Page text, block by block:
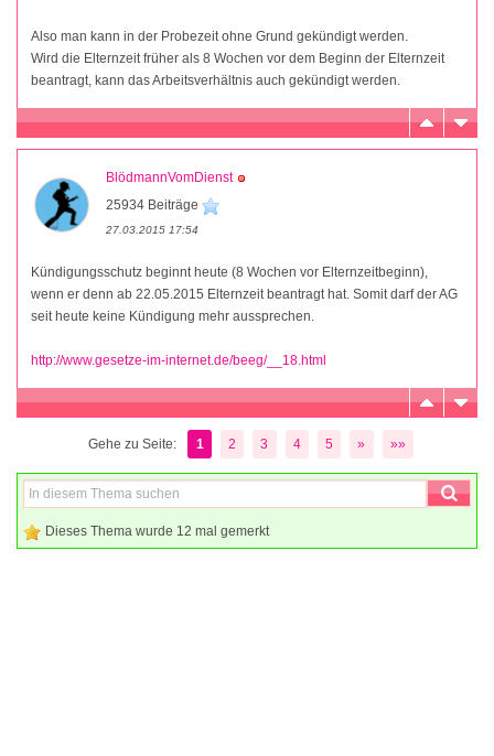
Also man kann in der Probezeit ohne Grund gekündigt werden.
Wird die Elternzeit früher als 8 Wochen vor dem Beginn der Elternzeit
beantragt, kann das Arbeitsverhältnis auch gekündigt werden.
BlödmannVomDienst
25934 Beiträge
27.03.2015 17:54
Kündigungsschutz beginnt heute (8 Wochen vor Elternzeitbeginn),
wenn er denn ab 22.05.2015 Elternzeit beantragt hat. Somit darf der AG
seit heute keine Kündigung mehr aussprechen.
http://www.gesetze-im-internet.de/beeg/__18.html
Gehe zu Seite: 1 2 3 4 5 » »»
Dieses Thema wurde 12 mal gemerkt